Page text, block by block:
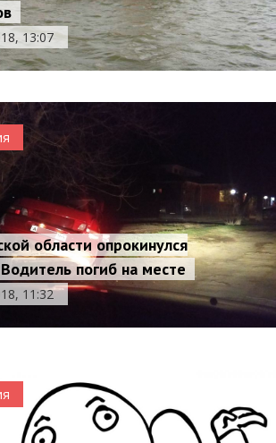
13:07
области опрокинулся
погиб на месте
11:32